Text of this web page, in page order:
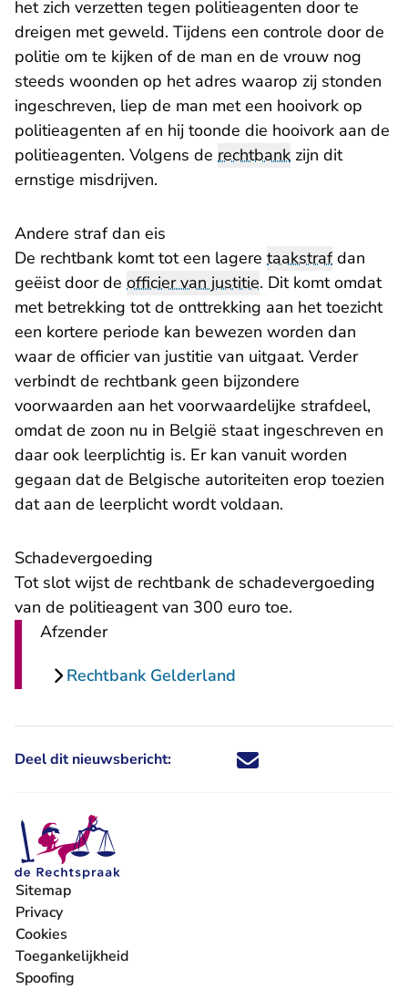
het zich verzetten tegen politieagenten door te
dreigen met geweld. Tijdens een controle door de
politie om te kijken of de man en de vrouw nog
steeds woonden op het adres waarop zij stonden
ingeschreven, liep de man met een hooivork op
politieagenten af en hij toonde die hooivork aan de
politieagenten. Volgens de rechtbank zijn dit
ernstige misdrijven.
Andere straf dan eis
De rechtbank komt tot een lagere taakstrafdan
geëist door de officier van justitie. Dit komt omdat
met betrekking tot de onttrekking aan het toezicht
een kortere periode kan bewezen worden dan
waar de officier van justitie van uitgaat. Verder
verbindt de rechtbank geen bijzondere
voorwaarden aan het voorwaardelijke strafdeel,
omdat de zoon nu in België staat ingeschreven en
daar ook leerplichtig is. Er kan vanuit worden
gegaan dat de Belgische autoriteiten erop toezien
dat aan de leerplicht wordt voldaan.
Schadevergoeding
Tot slot wijst de rechtbank de schadevergoeding
van de politieagent van 300 euro toe.
Afzender
Rechtbank Gelderland
Deel dit nieuwsbericht: Deel dit nieuwsbericht via X -
Deel dit nieuwsbericht via
Deel dit nieuwsbericht
Deel dit
Sitemap
Privacy
Cookies
Toegankelijkheid
Spoofing